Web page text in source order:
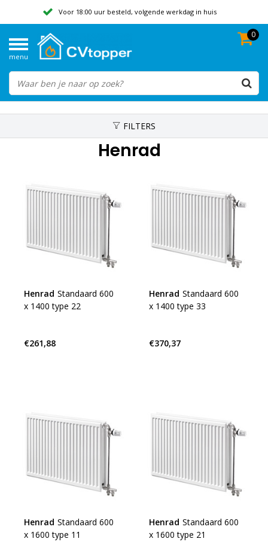
Voor 18:00 uur besteld, volgende werkdag in huis
Beoordeeld met een 9,8
menu
0
FILTERS
Henrad
Henrad Standaard 600
x 1400 type 22
€261,88
Henrad Standaard 600
x 1400 type 33
€370,37
Henrad Standaard 600
x 1600 type 11
Henrad Standaard 600
x 1600 type 21